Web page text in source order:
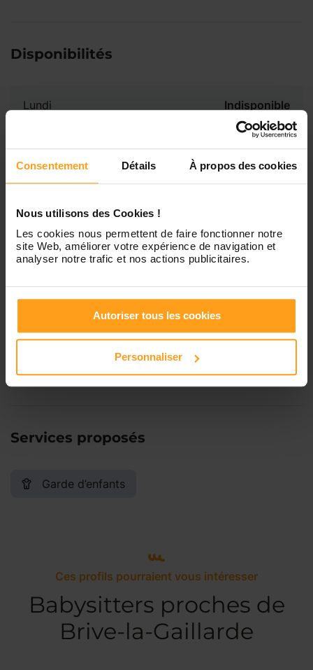
Consentement Détails À propos des cookies
Nous utilisons des Cookies !
Les cookies nous permettent de faire fonctionner notre
site Web, améliorer votre expérience de navigation et
analyser notre trafic et nos actions publicitaires.
Autoriser tous les cookies
Personnaliser
Disponibilités
Lundi Indisponible
Mardi Disponible de 00:00 à 00:00
Jeudi Disponible de 00:00 à 00:00
disponibilités de Chaimaa ?
Contactez-nous
Services proposés
Garde d’enfants
Ces profils pourraient vous intéresser
Babysitters proches de
Brive-la-Gaillarde